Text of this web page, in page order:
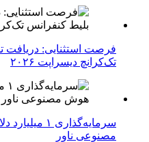
تک‌کرانچ دیسراپت ۲۰۲۶
سرمایه‌گذاری
مصنوعی ناور